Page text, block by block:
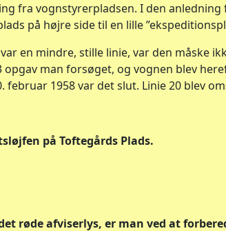
fra vognstyrerpladsen. I den
på højre side til en lille
en mindre, stille linie, var den måske
opgav man forsøget, og vognen blev
februar 1958 var det slut. Linie 20 blev
på Toftegårds Plads.
røde afviserlys, er man ved at